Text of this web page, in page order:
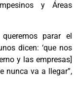
y Áreas
parar el
dicen: ‘que nos
y las empresas]
nunca va a llegar”,